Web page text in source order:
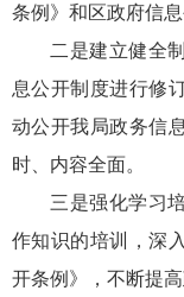
条例》和区政府信
二是建立健全
息公开制度进行修
动公开我局政务信
时、内容全面。
三是强化学习
作知识的培训，深
开条例》，不断提